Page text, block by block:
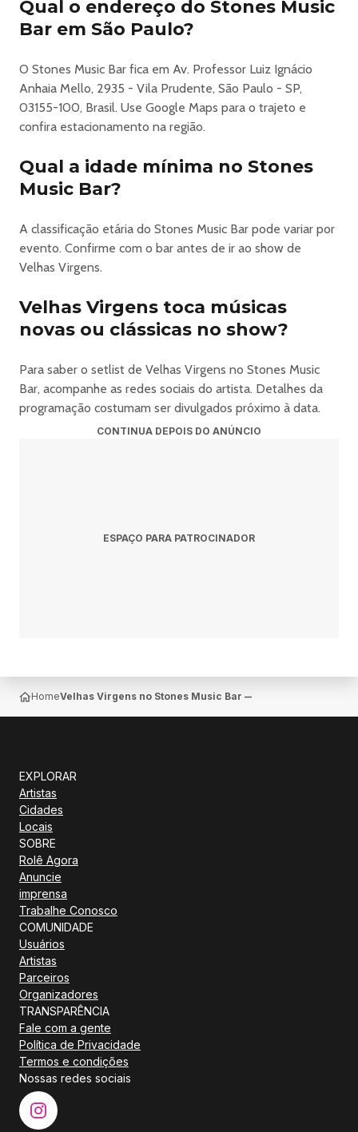
Qual o endereço do Stones Music
Bar em São Paulo?
O Stones Music Bar fica em Av. Professor Luiz Ignácio
Anhaia Mello, 2935 - Vila Prudente, São Paulo - SP,
03155-100, Brasil. Use Google Maps para o trajeto e
confira estacionamento na região.
Qual a idade mínima no Stones
Music Bar?
A classificação etária do Stones Music Bar pode variar por
evento. Confirme com o bar antes de ir ao show de
Velhas Virgens.
Velhas Virgens toca músicas
novas ou clássicas no show?
Para saber o setlist de Velhas Virgens no Stones Music
Bar, acompanhe as redes sociais do artista. Detalhes da
programação costumam ser divulgados próximo à data.
CONTINUA DEPOIS DO ANÚNCIO
ESPAÇO PARA PATROCINADOR
HomeVelhas Virgens no Stones Music Bar — São Paulo
EXPLORAR
Artistas
Cidades
Locais
SOBRE
Rolê Agora
Anuncie
imprensa
Trabalhe Conosco
COMUNIDADE
Usuários
Artistas
Parceiros
Organizadores
TRANSPARÊNCIA
Fale com a gente
Política de Privacidade
Termos e condições
Nossas redes sociais